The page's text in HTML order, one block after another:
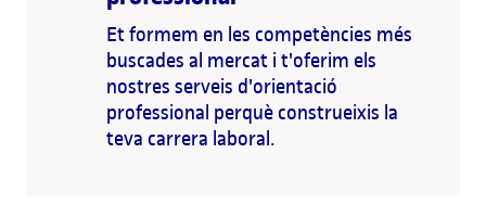
Et formem en les competències més
buscades al mercat i t'oferim els
nostres serveis d'orientació
professional perquè construeixis la
teva carrera laboral.